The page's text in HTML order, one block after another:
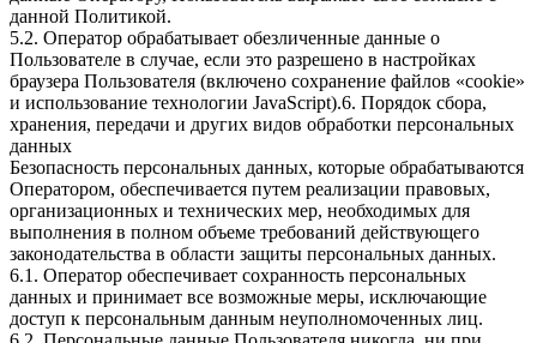
данной Политикой.
5.2. Оператор обрабатывает обезличенные данные о
Пользователе в случае, если это разрешено в настройках
браузера Пользователя (включено сохранение файлов «cookie»
и использование технологии JavaScript).6. Порядок сбора,
хранения, передачи и других видов обработки персональных
данных
Безопасность персональных данных, которые обрабатываются
Оператором, обеспечивается путем реализации правовых,
организационных и технических мер, необходимых для
выполнения в полном объеме требований действующего
законодательства в области защиты персональных данных.
6.1. Оператор обеспечивает сохранность персональных
данных и принимает все возможные меры, исключающие
доступ к персональным данным неуполномоченных лиц.